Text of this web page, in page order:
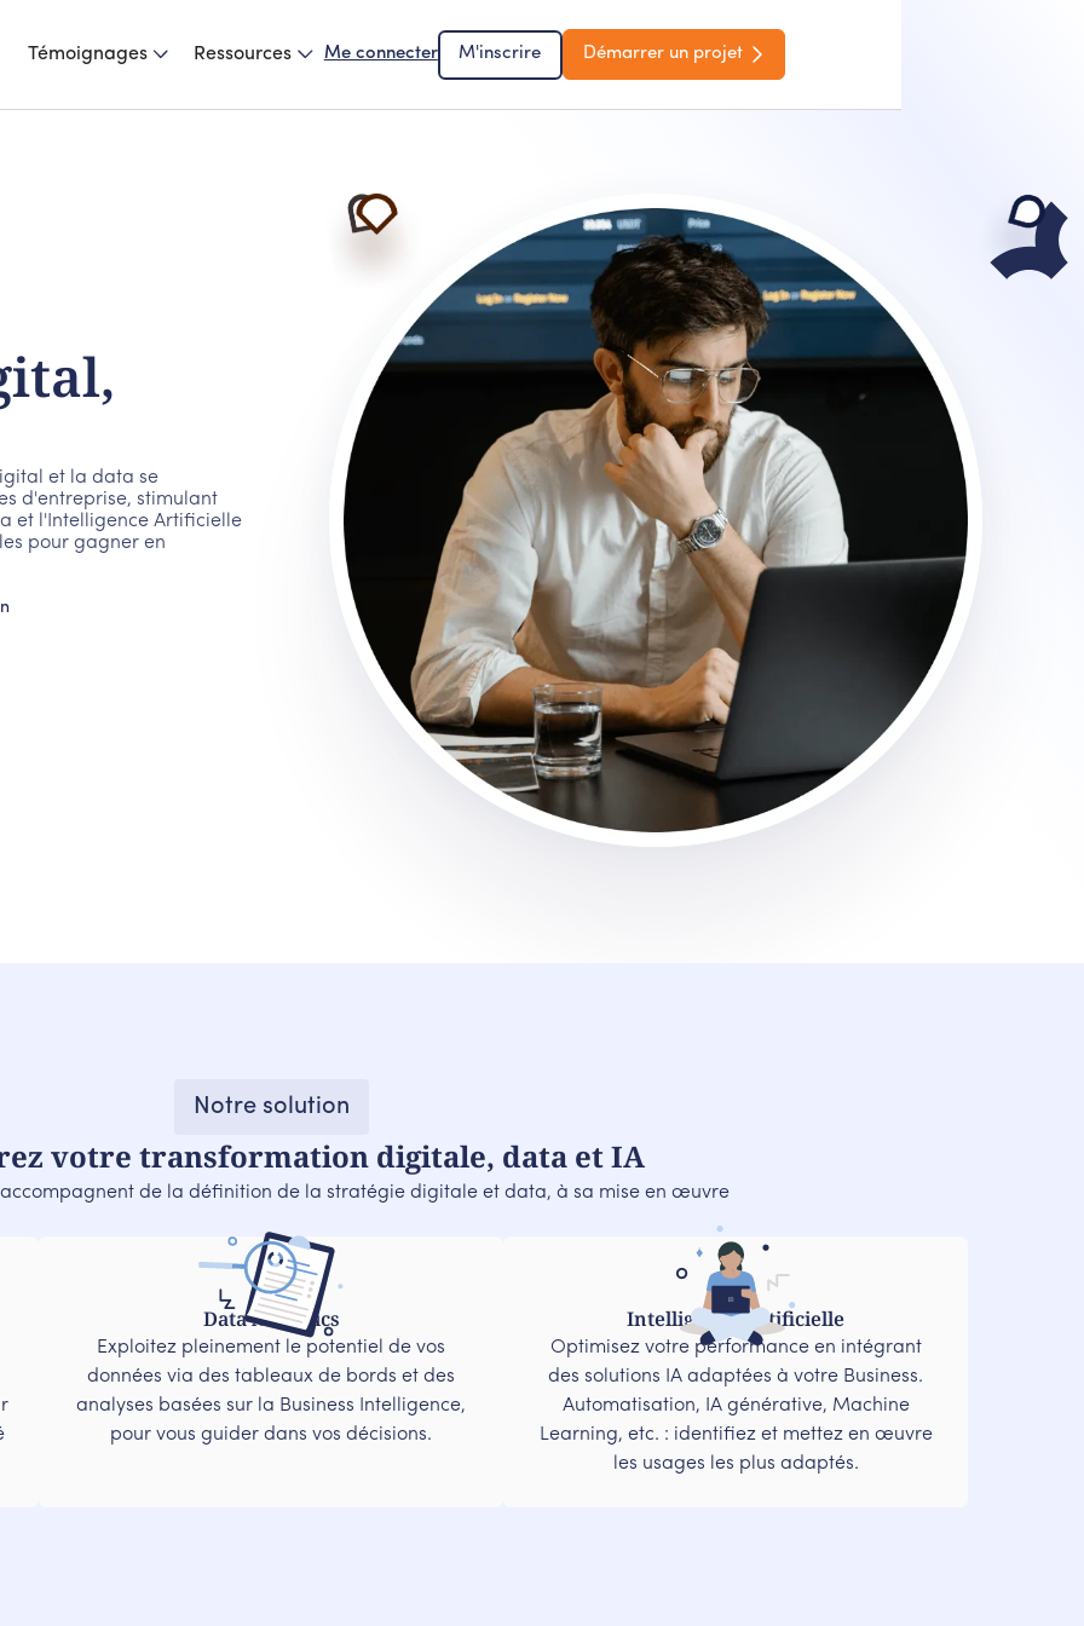
Témoignages Ressources Me connecter M'inscrire Démarrer un projet
et la data se
d'entreprise, stimulant
et l'Intelligence Artificielle
pour gagner en
Notre solution
votre transformation digitale, data et IA
accompagnent de la définition de la stratégie digitale et data, à sa mise en œuvre
Data Analytics
Exploitez pleinement le potentiel de vos
données via des tableaux de bords et des
analyses basées sur la Business Intelligence,
pour vous guider dans vos décisions.
Intelligence Artificielle
Optimisez votre performance en intégrant
des solutions IA adaptées à votre Business.
Automatisation, IA générative, Machine
Learning, etc. : identifiez et mettez en œuvre
les usages les plus adaptés.